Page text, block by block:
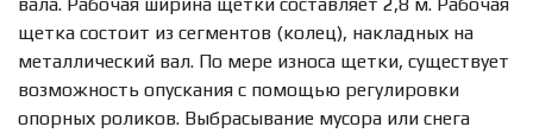
щетка состоит из сегментов (колец), накладных на
металлический вал. По мере износа щетки, существует
возможность опускания с помощью регулировки
опорных роликов. Выбрасывание мусора или снега